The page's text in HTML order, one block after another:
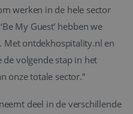
werken in de hele sector
My Guest’ hebben we
Met ontdekhospitality.nl en
de volgende stap in het
onze totale sector.”
deel in de verschillende